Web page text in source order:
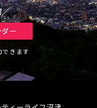
ー
できます